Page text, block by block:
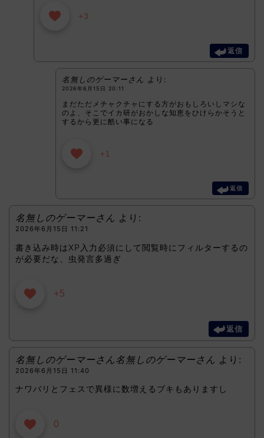
+3
返信
名無しのゲーマーさん より:
2026年6月15日 20:11
まだただメチャクチャにする方がおもしろいしマシな
のよ、そこでイカ研がおかしな知恵をひけらかそうと
するから更に酷い事になる
+1
返信
名無しのゲーマーさん より:
2026年6月15日 11:21
書き込み時はXP入力必須にして閲覧時にフィルターするの
が必要だな、虫発言多過ぎ
+5
返信
名無しのゲーマーさん名無しのゲーマーさん より:
2026年6月15日 11:40
ナワバリとフェスで異様に数増えるブキもありますし
0